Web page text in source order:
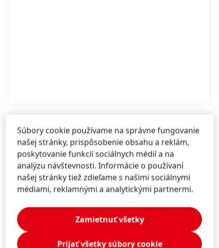
Zuzana Ozanová
Henkel Slovensko
Manažérka korporátnej komunikácie
Henkel Beauty Care
zuzana.ozanova@henkel.com
Súbory cookie používame na správne fungovanie
našej stránky, prispôsobenie obsahu a reklám,
poskytovanie funkcií sociálnych médií a na
analýzu návštevnosti. Informácie o používaní
našej stránky tiež zdieľame s našimi sociálnymi
médiami, reklamnými a analytickými partnermi.
Zamietnuť všetky
Prijať všetky súbory cookie